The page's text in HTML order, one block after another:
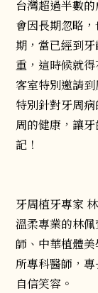
台灣超過半數
會因長期忽略
期，當已經到
重，這時候就
客室特別邀請
特別針對牙周
周的健康，讓
記！
牙周植牙專家
溫柔專業的林
師、中華植體
所專科醫師，
自信笑容。